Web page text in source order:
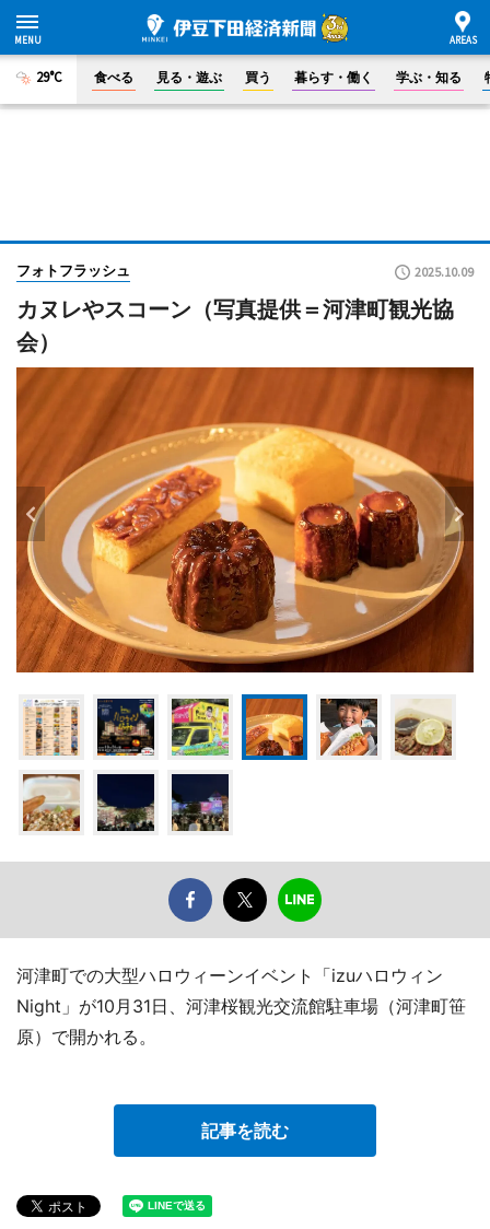
29°C 食べる 見る・遊ぶ 買う 暮らす・働く 学ぶ・知る
フォトフラッシュ 2025.10.09
カヌレやスコーン（写真提供＝河津町観光協
会）
河津町での大型ハロウィーンイベント「izuハロウィン
Night」が10月31日、河津桜観光交流館駐車場（河津町笹
原）で開かれる。
記事を読む